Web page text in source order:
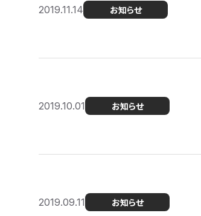
2019.11.14 お知らせ
2019.10.01 お知らせ
2019.09.11 お知らせ